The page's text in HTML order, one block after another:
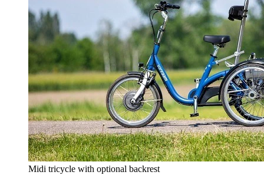
Midi tricycle with optional backrest